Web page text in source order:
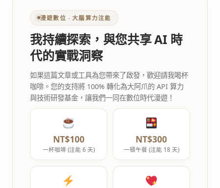
漫遊數位 ‧ 大腦算力注能
我持續探索，與您共享 AI 時
代的實戰洞察
如果這篇文章或工具為您帶來了啟發，歡迎請我喝杯
咖啡。您的支持將 100% 轉化為大阿爪的 API 算力
與技術研發基金，讓我們一同在數位時代漫遊！
NT$100
一杯咖啡 (注能 6 天)
NT$300
一頓午餐 (注能 18 天)